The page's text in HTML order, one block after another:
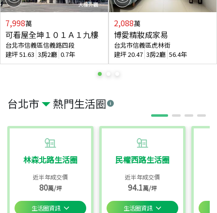
台北市 熱門生活圈
林森北路生活圈
近半年成交價
80萬/坪
生活圈資訊
民權西路生活圈
近半年成交價
94.1萬/坪
生活圈資訊
7,998萬
可看屋全坤１０１Ａ１九樓
台北市信義區信義路四段
建坪51.63 3房2廳 0.7年
2,088萬
博愛精妝成家易
台北市信義區虎林街
建坪20.47 3房2廳 56.4年